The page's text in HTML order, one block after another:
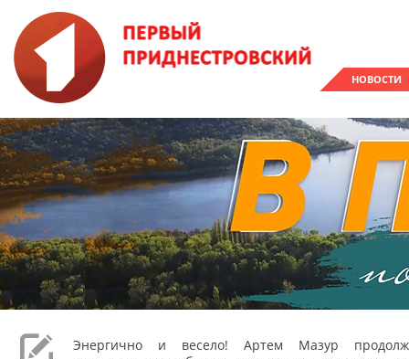
НОВОСТИ
Энергично и весело! Артем Мазур